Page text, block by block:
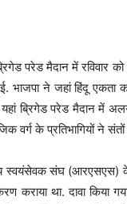
परेड मैदान में रविवार
ने जहां हिंदू एकता
ब्रिगेड परेड मैदान में
वर्ग के प्रतिभागियों ने
स्वयंसेवक संघ (आरएसएस)
था. दावा किया